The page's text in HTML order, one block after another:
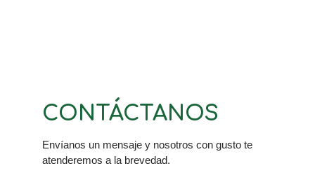
CONTÁCTANOS
Envíanos un mensaje y nosotros con gusto te
atenderemos a la brevedad.